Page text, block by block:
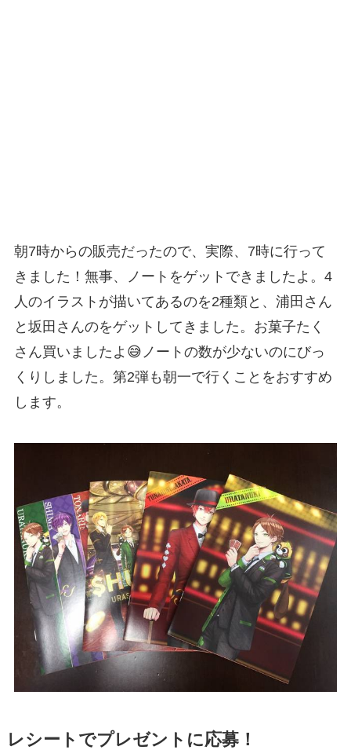
朝7時からの販売だったので、実際、7時に行って
きました！無事、ノートをゲットできましたよ。4
人のイラストが描いてあるのを2種類と、浦田さん
と坂田さんのをゲットしてきました。お菓子たく
さん買いましたよ😅ノートの数が少ないのにびっ
くりしました。第2弾も朝一で行くことをおすすめ
します。
レシートでプレゼントに応募！